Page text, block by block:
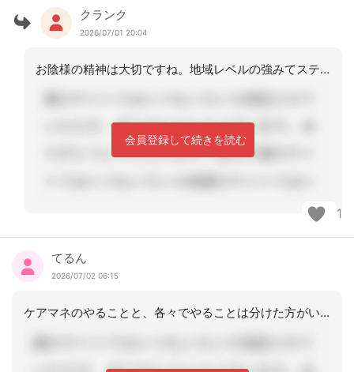
クランク
2026/07/01 20:04
お陰様の精神は大切ですね。地域レベルの強みてステキですね。コメントをありがとうご
会員登録して続きを読む
1
てるん
2026/07/02 06:15
ケアマネのやることと、各々でやることは分けた方がいいですね